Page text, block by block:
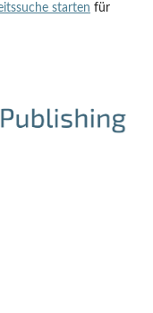
starten für